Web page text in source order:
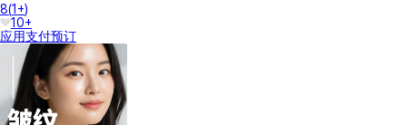
8(1+)
10+
应用支付预订